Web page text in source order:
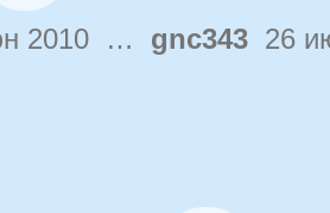
2010 … gnc343 26